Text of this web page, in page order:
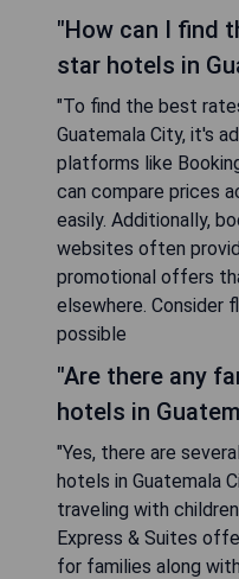
"How can I find
star hotels in
"To find the best
Guatemala City, it's
platforms like
can compare prices
easily. Additionally,
websites often
promotional offers
elsewhere. Consider
possible
"Are there any
hotels in
"Yes, there are
hotels in Guatemala
traveling with
Express & Suites
for families along